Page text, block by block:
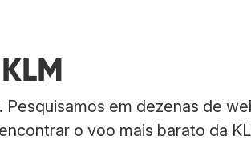
em dezenas de
o voo mais barato da